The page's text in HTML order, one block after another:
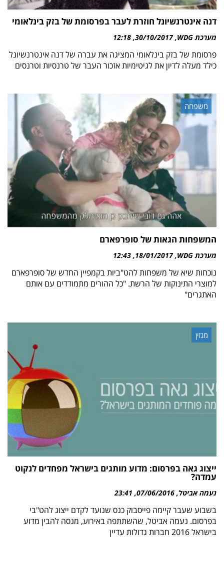
דנה אינטרנשיונל חוזרת לעבר בפרסומת של בזק בינלאומי
מערכת WDG 30/10/2017
12:18
פרסומת של בזק בינלאומי המציגה את עברה של דנה אינטרנשיונל
כילד מעלה לדיון את לגיטימיות אזכור העבר של טרנסיות וטרנסים
משפחה
המשפחות הגאות של סופרפארם
מערכת WDG 18/01/2017
12:43
נוכחות שיא של משפחות להט"ביות בקמפיין החדש של סופרפארם
למוצרי התינוקות של הרשת. "כל ההורים מתמודדים עם אותם
האתגרים"
מגזין
ייצוג גאה בפרסום: מדוע מותגים בישראל מפחדים לנקוט
עמדה?
נעמה אביטל 07/06/2016
23:41
בשבוע שעבר קיימה פייסבוק כנס שנועד לקדם ייצוג להט"בי
בפרסום. נעמה אביטל, שהשתתפה באירוע, מנסה להבין מדוע
בישראל 2016 חברות גדולות עדיין